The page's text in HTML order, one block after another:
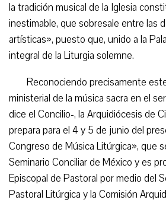
la tradición musical de la Iglesia
inestimable, que sobresale entre las
artísticas», puesto que, unido a la
integral de la Liturgia solemne.
Reconociendo precisamente
ministerial de la música sacra en el
dice el Concilio-, la Arquidiócesis de
prepara para el 4 y 5 de junio del
Congreso de Música Litúrgica», que
Seminario Conciliar de México y es
Episcopal de Pastoral por medio del
Pastoral Litúrgica y la Comisión